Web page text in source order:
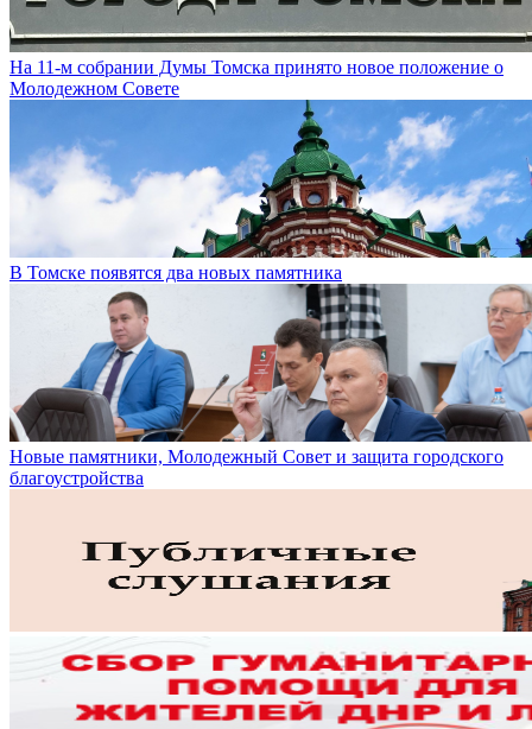
На 11-м собрании Думы Томска принято новое положение о
Молодежном Совете
В Томске появятся два новых памятника
Новые памятники, Молодежный Совет и защита городского
благоустройства